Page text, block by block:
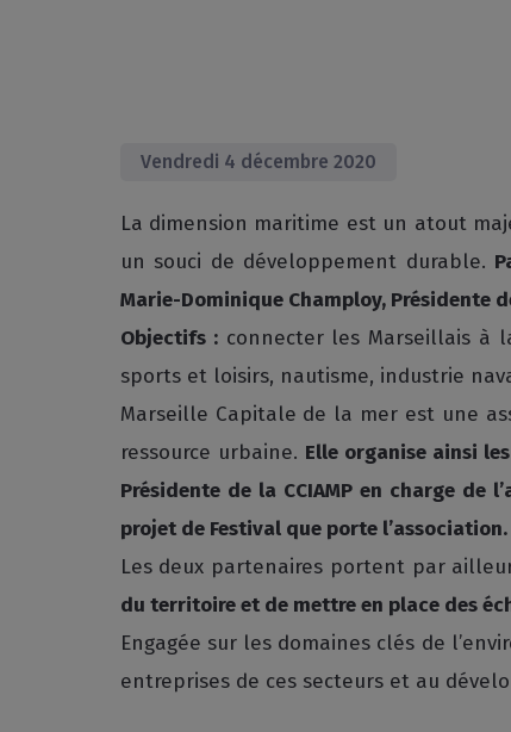
Vendredi 4 décembre 2020
La dimension maritime est un atout
un souci de développement durable.
Marie-Dominique Champloy, Présidente
Objectifs :connecter les Marseillais à
sports et loisirs, nautisme, industrie
Marseille Capitale de la mer est une
ressource urbaine. Elle organise ainsi
Présidente de la CCIAMP en charge
projet de Festival que porte l’association.
Les deux partenaires portent par
du territoire et de mettre en place des
Engagée sur les domaines clés de
entreprises de ces secteurs et au